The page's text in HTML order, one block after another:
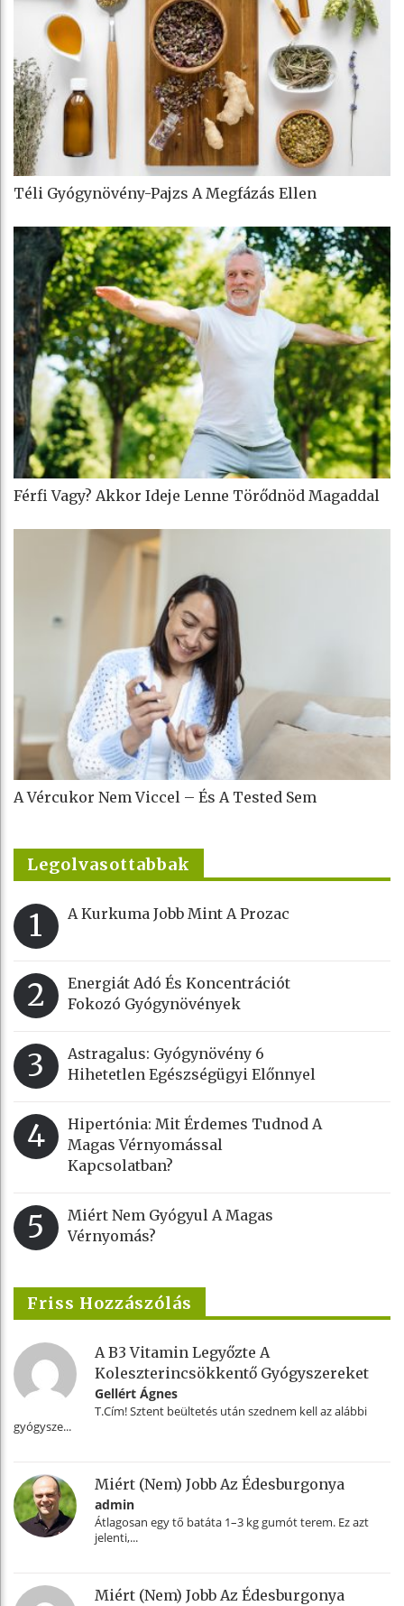
Téli Gyógynövény-Pajzs A Megfázás Ellen
Férfi Vagy? Akkor Ideje Lenne Törődnöd Magaddal
A Vércukor Nem Viccel – És A Tested Sem
Legolvasottabbak
1 A Kurkuma Jobb Mint A Prozac
2
Energiát Adó És Koncentrációt
Fokozó Gyógynövények
3
Astragalus: Gyógynövény 6
Hihetetlen Egészségügyi Előnnyel
4
Hipertónia: Mit Érdemes Tudnod A
Magas Vérnyomással
Kapcsolatban?
5
Miért Nem Gyógyul A Magas
Vérnyomás?
Friss Hozzászólás
A B3 Vitamin Legyőzte A
Koleszterincsökkentő Gyógyszereket
Gellért Ágnes
T.Cím! Sztent beültetés után szednem kell az alábbi
gyógysze...
Miért (nem) Jobb Az Édesburgonya
admin
Átlagosan egy tő batáta 1–3 kg gumót terem. Ez azt
jelenti,...
Miért (nem) Jobb Az Édesburgonya